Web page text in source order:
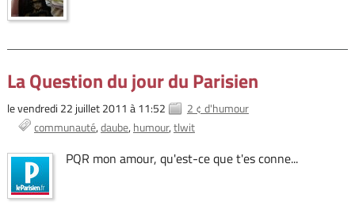
La Question du jour du Parisien
le vendredi 22 juillet 2011 à 11:52
2 ¢ d'humour
communauté daube humour tlwit
PQR mon amour, qu'est-ce que t'es conne...